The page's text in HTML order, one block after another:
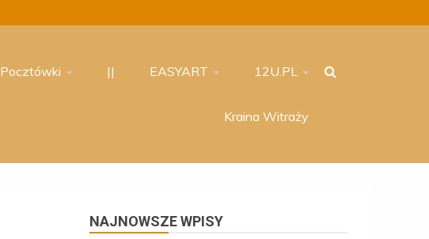
Pocztówki || EASYART 12U.PL
Kraina Witraży
NAJNOWSZE WPISY